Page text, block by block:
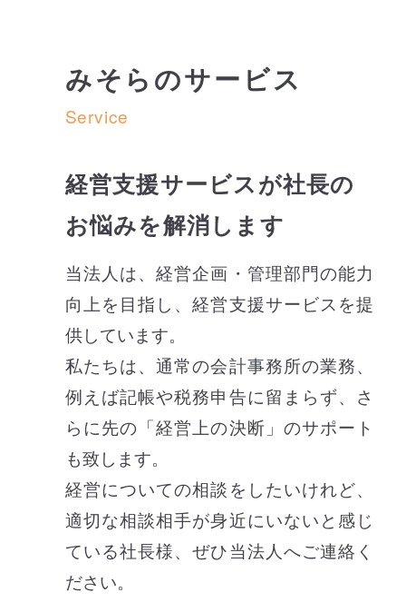
みそらのサービス
Service
経営支援サービスが社長の
お悩みを解消します
当法人は、経営企画・管理部門の能力
向上を目指し、経営支援サービスを提
供しています。
私たちは、通常の会計事務所の業務、
例えば記帳や税務申告に留まらず、さ
らに先の「経営上の決断」のサポート
も致します。
経営についての相談をしたいけれど、
適切な相談相手が身近にいないと感じ
ている社長様、ぜひ当法人へご連絡く
ださい。